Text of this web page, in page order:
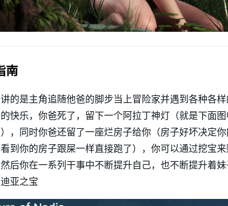
南
的是主角追随他爸的脚步当上冒险家并遇到各种各
快乐，你爸死了，留下一个阿拉丁神灯（就是下面
，同时你爸还留了一座烂房子给你（房子好坏决定
到你的房子跟屎一样直接跑了），你可以通过挖宝
后你在一系列干事中不断提升自己，也不断提升着
亚之宝